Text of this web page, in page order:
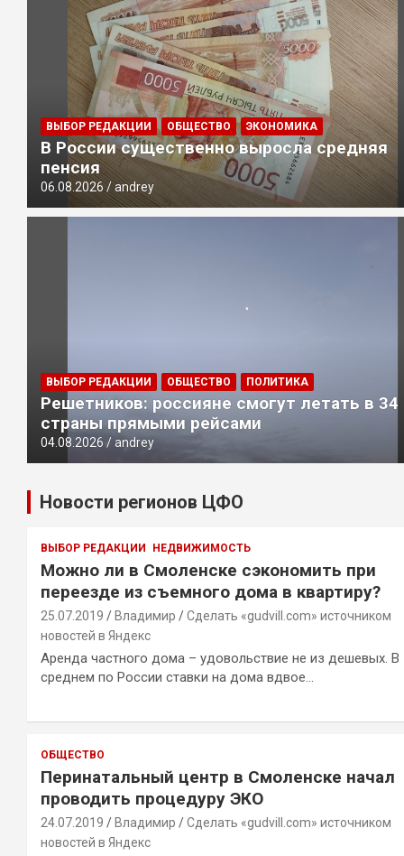
ВЫБОР РЕДАКЦИИ ОБЩЕСТВО ЭКОНОМИКА
В России существенно выросла средняя
пенсия
06.08.2026 andrey
ВЫБОР РЕДАКЦИИ ОБЩЕСТВО ПОЛИТИКА
Решетников: россияне смогут летать в 34
страны прямыми рейсами
04.08.2026 andrey
Новости регионов ЦФО
ВЫБОР РЕДАКЦИИ НЕДВИЖИМОСТЬ
Можно ли в Смоленске сэкономить при
переезде из съемного дома в квартиру?
25.07.2019 Владимир
Сделать «gudvill.com» источником
новостей в Яндекс
Аренда частного дома – удовольствие не из дешевых. В
среднем по России ставки на дома вдвое…
ОБЩЕСТВО
Перинатальный центр в Смоленске начал
проводить процедуру ЭКО
24.07.2019 Владимир
Сделать «gudvill.com» источником
новостей в Яндекс